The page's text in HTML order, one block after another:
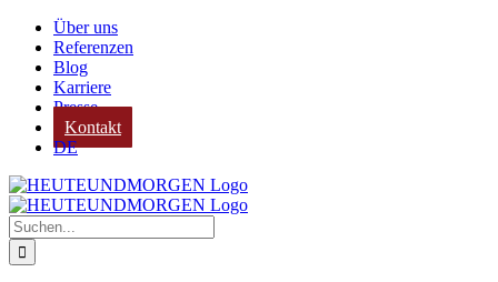
Zum
Inhalt
springen
Über uns
Referenzen
Blog
Karriere
Presse
Kontakt
DE
Suche
nach: